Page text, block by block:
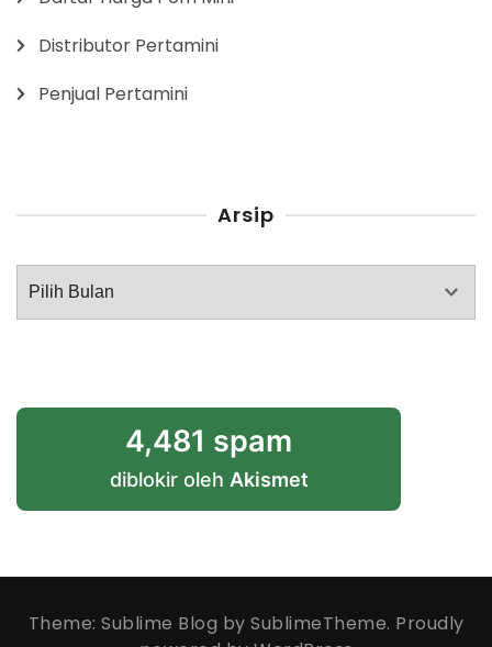
Distributor Pertamini
Penjual Pertamini
Arsip
Arsip
4,481 spam
diblokir oleh Akismet
Theme: Sublime Blog by SublimeTheme. Proudly